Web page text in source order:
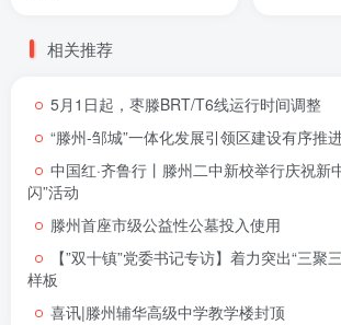
相关推荐
5月1日起，枣滕BRT/T6线运行时间调整
“滕州-邹城”一体化发展引领区建设有序推
中国红·齐鲁行丨滕州二中新校举行庆祝新
闪”活动
滕州首座市级公益性公墓投入使用
【”双十镇”党委书记专访】着力突出“三聚
样板
喜讯|滕州辅华高级中学教学楼封顶